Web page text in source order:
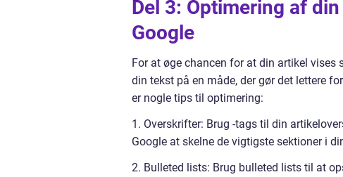
Del 3: Optimering af
Google
For at øge chancen for at din artikel vises
din tekst på en måde, der gør det lettere
er nogle tips til optimering:
1. Overskrifter: Brug -tags til din
Google at skelne de vigtigste sektioner i
2. Bulleted lists: Brug bulleted lists til at